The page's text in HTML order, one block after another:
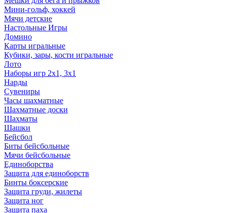
Мини-гольф, хоккей
Мячи детские
Настольные Игры
Домино
Карты игральные
Кубики, зары, кости игральные
Лото
Наборы игр 2х1, 3х1
Нарды
Сувениры
Часы шахматные
Шахматные доски
Шахматы
Шашки
Бейсбол
Биты бейсбольные
Мячи бейсбольные
Единоборства
Защита для единоборств
Бинты боксерские
Защита груди, жилеты
Защита ног
Защита паха